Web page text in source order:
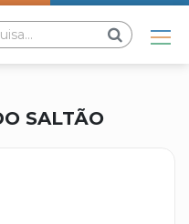
SALTÃO